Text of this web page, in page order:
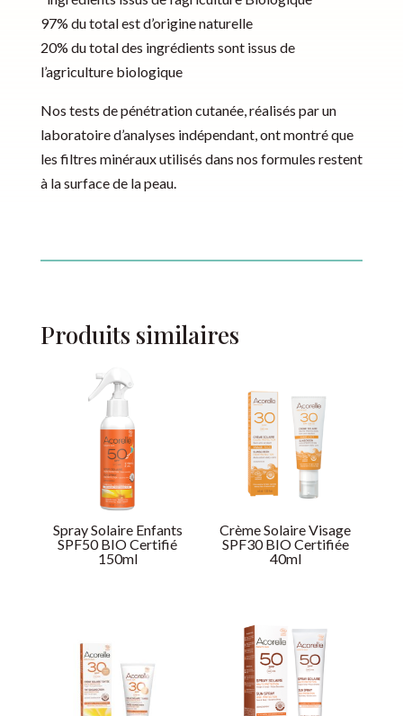
97% du total est d’origine naturelle
20% du total des ingrédients sont issus de
l’agriculture biologique
Nos tests de pénétration cutanée, réalisés par un
laboratoire d’analyses indépendant, ont montré que
les filtres minéraux utilisés dans nos formules restent
à la surface de la peau.
Produits similaires
Spray Solaire Enfants
SPF50 BIO Certifié
150ml
Crème Solaire Visage
SPF30 BIO Certifiée
40ml